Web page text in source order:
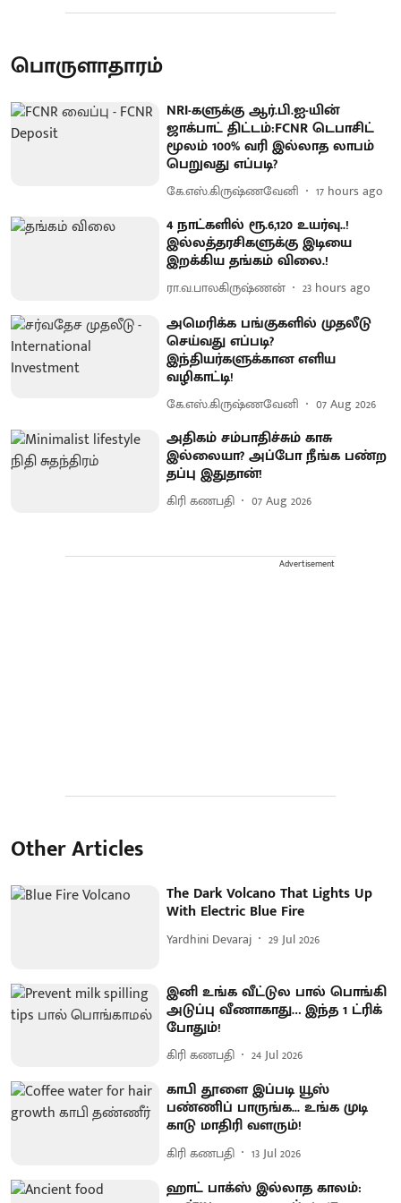
பொருளாதாரம்
NRI-களுக்கு ஆர்.பி.ஐ-யின்
ஜாக்பாட் திட்டம்:FCNR டெபாசிட்
மூலம் 100% வரி இல்லாத லாபம்
பெறுவது எப்படி?
கே.எஸ்.கிருஷ்ணவேனி 17 hours ago
4 நாட்களில் ரூ.6,120 உயர்வு..!
இல்லத்தரசிகளுக்கு இடியை
இறக்கிய தங்கம் விலை.!
ரா.வ.பாலகிருஷ்ணன் 23 hours ago
அமெரிக்க பங்குகளில் முதலீடு
செய்வது எப்படி?
இந்தியர்களுக்கான எளிய
வழிகாட்டி!
கே.எஸ்.கிருஷ்ணவேனி 07 Aug 2026
அதிகம் சம்பாதிச்சும் காசு
இல்லையா? அப்போ நீங்க பண்ற
தப்பு இதுதான்!
கிரி கணபதி 07 Aug 2026
Advertisement
Other Articles
The Dark Volcano That Lights Up
With Electric Blue Fire
Yardhini Devaraj 29 Jul 2026
இனி உங்க வீட்டுல பால் பொங்கி
அடுப்பு வீணாகாது… இந்த 1 ட்ரிக்
போதும்!
கிரி கணபதி 24 Jul 2026
காபி தூளை இப்படி யூஸ்
பண்ணிப் பாருங்க... உங்க முடி
காடு மாதிரி வளரும்!
கிரி கணபதி 13 Jul 2026
ஹாட் பாக்ஸ் இல்லாத காலம்: